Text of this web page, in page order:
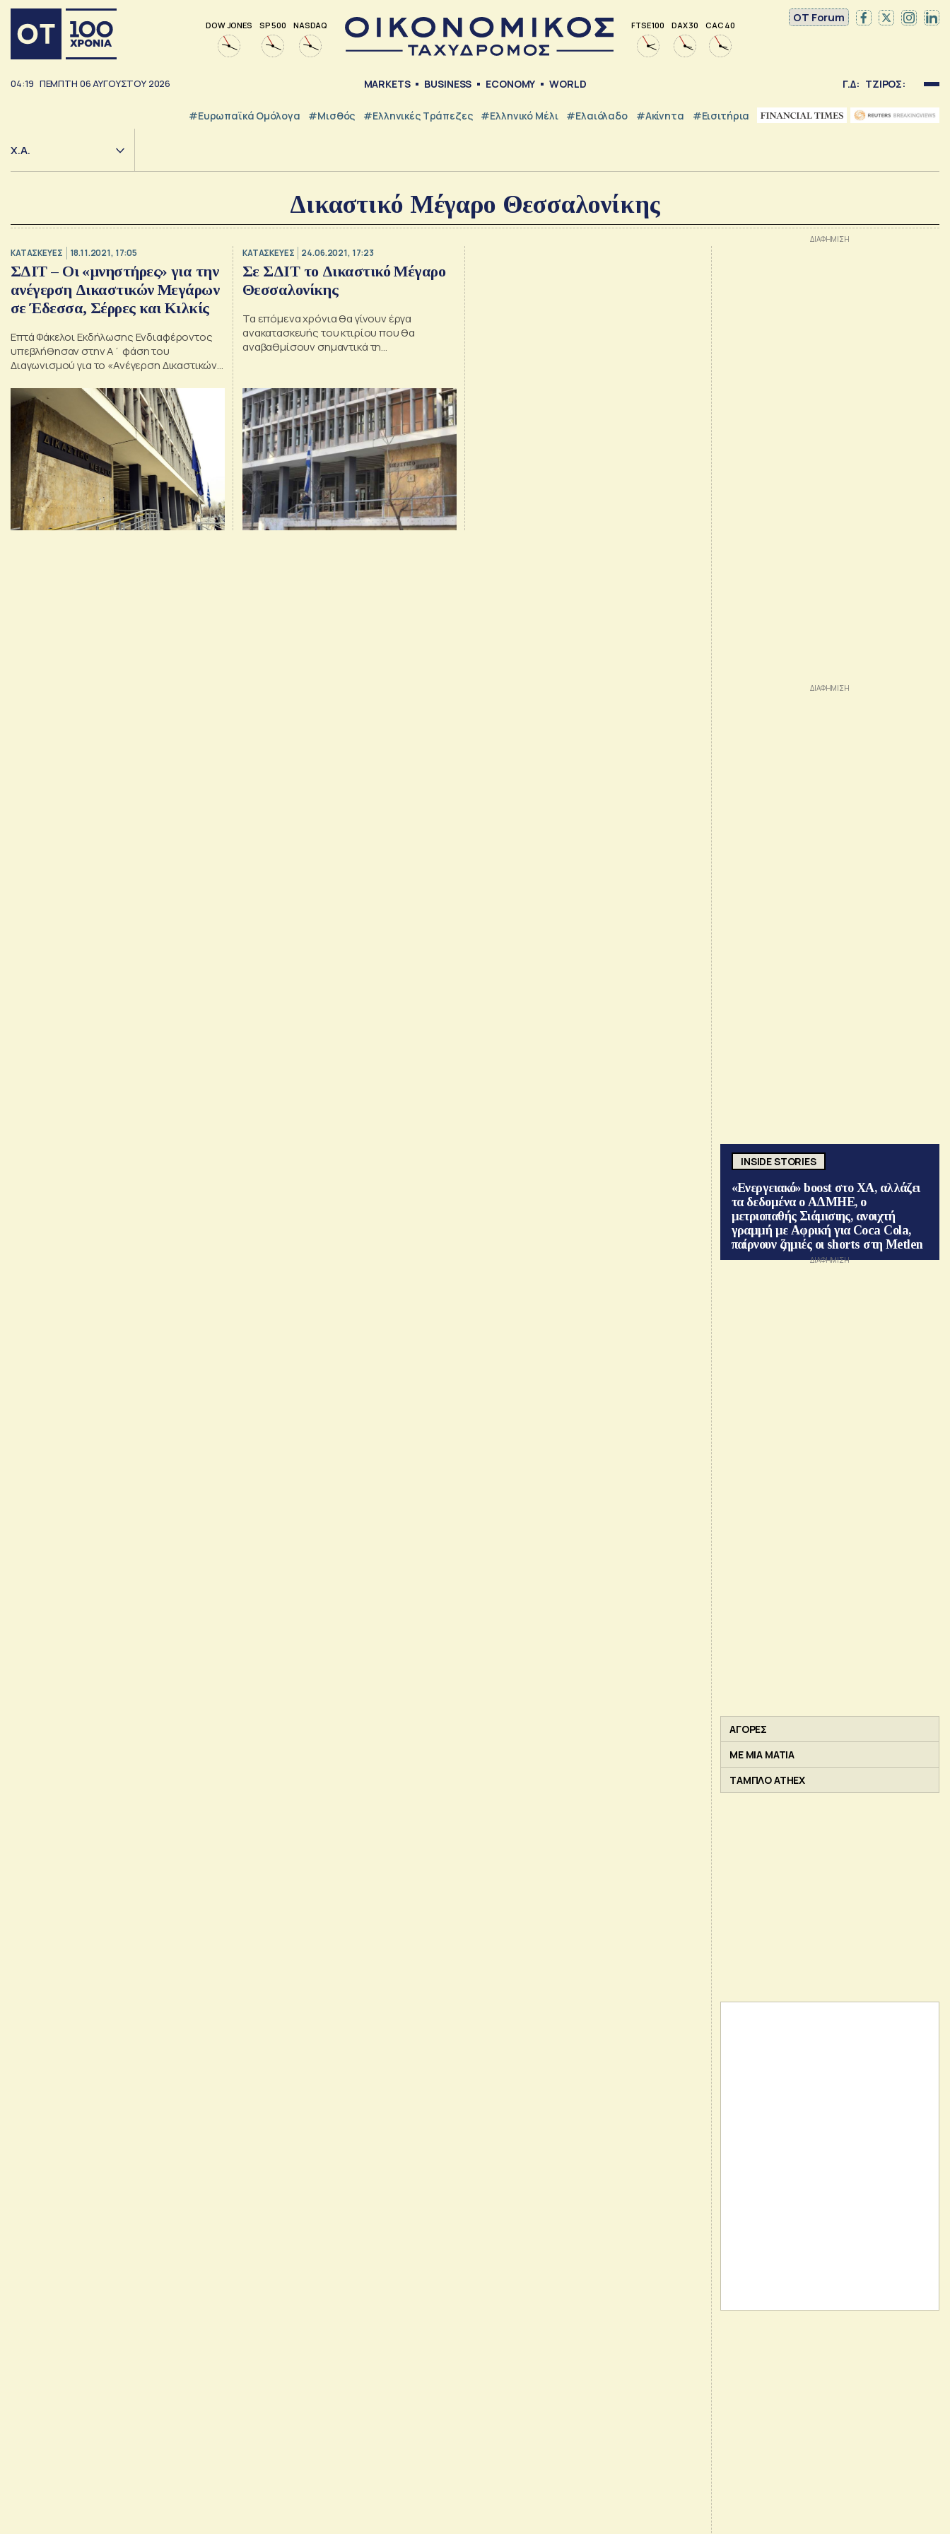
DOW JONES SP 500 NASDAQ FTSE 100 DAX 30 CAC 40
OT Forum
04:19 ΠΕΜΠΤΗ 06ΑΥΓΟΥΣΤΟΥ 2026 MARKETS BUSINESS ECONOMY WORLD Γ.Δ: ΤΖΙΡΟΣ:
#Ευρωπαϊκά Ομόλογα #Μισθός #ελληνικές Τράπεζες #Ελληνικό Μέλι #Ελαιόλαδο #Ακίνητα #εισιτήρια
Χ.Α.
Δικαστικό Μέγαρο Θεσσαλονίκης
ΚΑΤΑΣΚΕΥΕΣ 18.11.2021, 17:05
ΣΔΙΤ – Οι «μνηστήρες» για την
ανέγερση Δικαστικών Μεγάρων
σε Έδεσσα, Σέρρες και Κιλκίς
Επτά Φάκελοι Εκδήλωσης Ενδιαφέροντος
υπεβλήθησαν στην Α΄ φάση του
Διαγωνισμού για το «Ανέγερση Δικαστικών
ανακατασκευή Δικαστικού Μεγάρου
Θεσσαλονίκης»
ΚΑΤΑΣΚΕΥΕΣ 24.06.2021, 17:23
Σε ΣΔΙΤ το Δικαστικό Μέγαρο
Θεσσαλονίκης
Τα επόμενα χρόνια θα γίνουν έργα
ανακατασκευής του κτιρίου που θα
αναβαθμίσουν σημαντικά τη
INSIDE STORIES
«Ενεργειακό» boost στο ΧΑ, αλλάζει
τα δεδομένα ο ΑΔΜΗΕ, ο
μετριοπαθής Σιάμισιης, ανοιχτή
γραμμή με Αφρική για Coca Cola,
παίρνουν ζημιές οι shorts στη Metlen
ΑΓΟΡΕΣ
ΜΕ ΜΙΑ ΜΑΤΙΑ
ΤΑΜΠΛΟ ATHEX